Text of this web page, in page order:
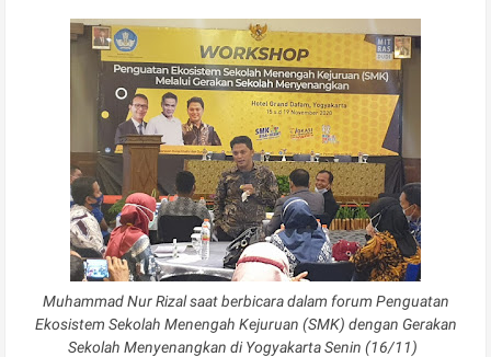
Muhammad Nur Rizal saat berbicara dalam forum Penguatan
Ekosistem Sekolah Menengah Kejuruan (SMK) dengan Gerakan
Sekolah Menyenangkan di Yogyakarta Senin (16/11)